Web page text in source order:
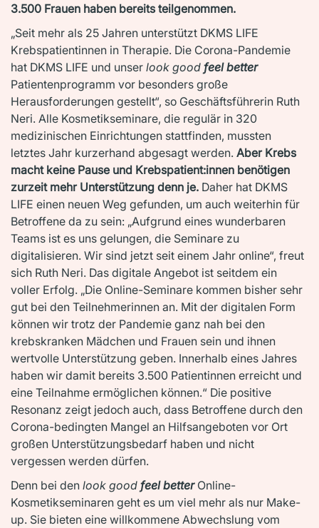
3.500 Frauen haben bereits teilgenommen.
„Seit mehr als 25 Jahren unterstützt DKMS LIFE
Krebspatientinnen in Therapie. Die Corona-Pandemie
hat DKMS LIFE und unser look good feel better
Patientenprogramm vor besonders große
Herausforderungen gestellt“, so Geschäftsführerin Ruth
Neri. Alle Kosmetikseminare, die regulär in 320
medizinischen Einrichtungen stattfinden, mussten
letztes Jahr kurzerhand abgesagt werden. Aber Krebs
macht keine Pause und Krebspatient:innen benötigen
zurzeit mehr Unterstützung denn je. Daher hat DKMS
LIFE einen neuen Weg gefunden, um auch weiterhin für
Betroffene da zu sein: „Aufgrund eines wunderbaren
Teams ist es uns gelungen, die Seminare zu
digitalisieren. Wir sind jetzt seit einem Jahr online“, freut
sich Ruth Neri. Das digitale Angebot ist seitdem ein
voller Erfolg. „Die Online-Seminare kommen bisher sehr
gut bei den Teilnehmerinnen an. Mit der digitalen Form
können wir trotz der Pandemie ganz nah bei den
krebskranken Mädchen und Frauen sein und ihnen
wertvolle Unterstützung geben. Innerhalb eines Jahres
haben wir damit bereits 3.500 Patientinnen erreicht und
eine Teilnahme ermöglichen können.“ Die positive
Resonanz zeigt jedoch auch, dass Betroffene durch den
Corona-bedingten Mangel an Hilfsangeboten vor Ort
großen Unterstützungsbedarf haben und nicht
vergessen werden dürfen.
Denn bei den look good feel better Online-
Kosmetikseminaren geht es um viel mehr als nur Make-
up. Sie bieten eine willkommene Abwechslung vom